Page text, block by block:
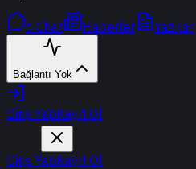
t-Chat Haberler Yazılar
Bağlantı Yok
Giriş YapKayıt Ol
Giriş YapKayıt Ol